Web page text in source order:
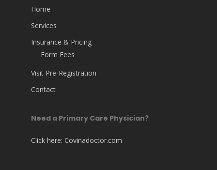
Home
Services
Insurance & Pricing
Form Fees
Visit Pre-Registration
Contact
Need a Primary Care Physician?
Click here: Covinadoctor.com